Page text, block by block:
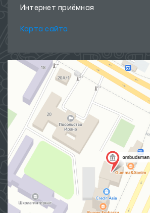
Интернет приёмная
Карта сайта